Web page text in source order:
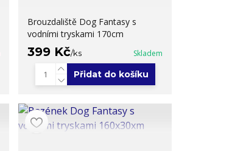
Brouzdaliště Dog Fantasy s
vodními tryskami 170cm
399 Kč/ks Skladem
Přidat do košíku